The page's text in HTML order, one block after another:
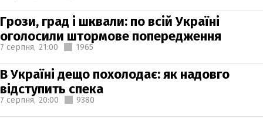
Грози, град і шквали: по всій Україні
оголосили штормове попередження
7 серпня, 21:00 1965
В Україні дещо похолодає: як надовго
відступить спека
7 серпня, 20:00 9380